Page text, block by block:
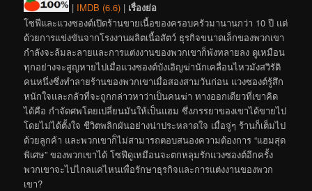
| IMDB (6.6) | เรื่องย่อ
โซฟีและแวงซองต์เปิดร้านขายเนื้อของครอบครัวมานานกว่า 10 ปี แต่
ด้วยการแข่งขันจากโรงงานผลิตเนื้อสัตว์ ธุรกิจขนาดเล็กของพวกเขา
กำลังจะล้มละลายและการแต่งงานของพวกเขาก็พังทลายลง ดูเหมือน
ทุกอย่างจะสูญหายไปเมื่อแวงซองต์บังเอิญฆ่านักเคลื่อนไหวมังสวิรัติ
คนหนึ่งซึ่งทำลายร้านของพวกเขาเมื่อสองสามวันก่อน แวงซองต์รู้สึก
หนักใจและกลัวที่จะถูกกล่าวหาว่าเป็นคนฆ่า ทางออกเดียวที่เขาคิด
ได้คือ กำจัดศพโดยเปลี่ยนมันให้เป็นแฮม ซึ่งภรรยาของเขาได้ขายไป
โดยไม่ได้ตั้งใจ ชีวิตพลิกผันอย่างน่าประหลาดใจ เมื่อจู่ๆ ร้านก็เต็มไป
ด้วยลูกค้า และพวกเขาก็ไม่สามารถตอบสนองความต้องการ “แฮมสุด
พิเศษ” ของพวกเขาได้ โซฟีดูเหมือนจะตกหลุมรักแวงซองต์อีกครั้ง
พวกเขาจะไปไกลแค่ไหนเพื่อรักษาธุรกิจและการแต่งงานของพวก
เขา?